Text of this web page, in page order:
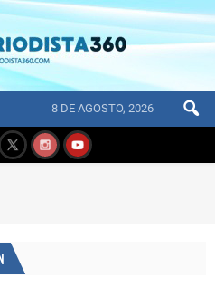
8 DE AGOSTO, 2026